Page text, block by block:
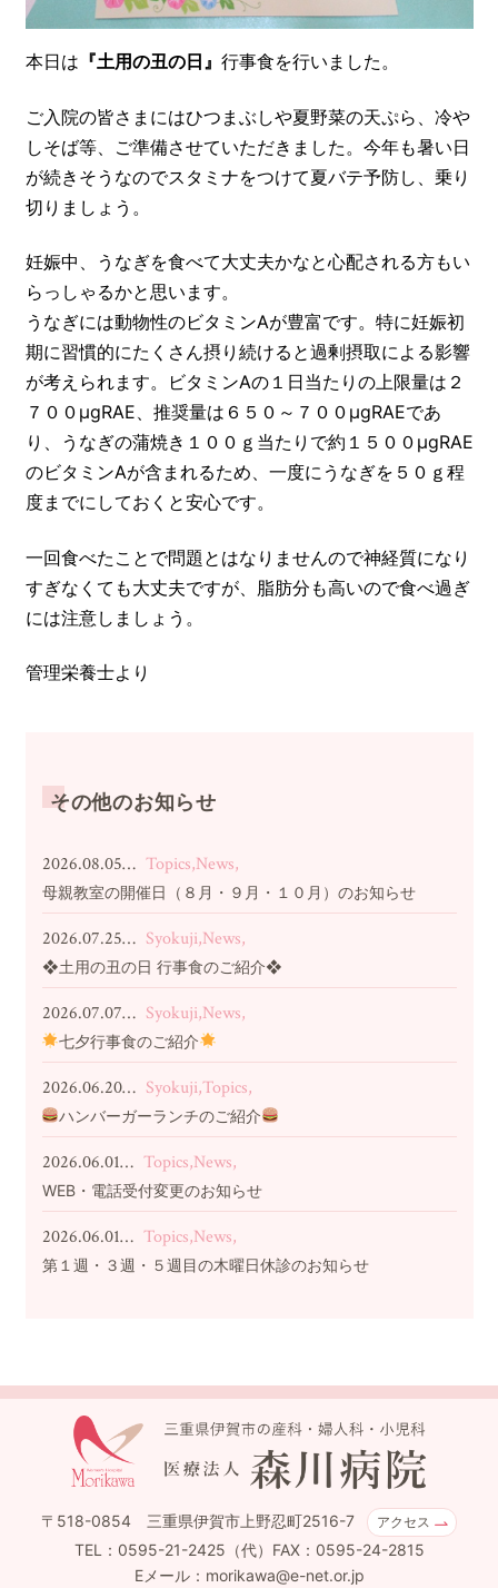
本日は 『土用の丑の日』 行事食を行いました。
ご入院の皆さまにはひつまぶしや夏野菜の天ぷら、冷や
しそば等、ご準備させていただきました。今年も暑い日
が続きそうなのでスタミナをつけて夏バテ予防し、乗り
切りましょう。
妊娠中、うなぎを食べて大丈夫かなと心配される方もい
らっしゃるかと思います。
うなぎには動物性のビタミンAが豊富です。特に妊娠初
期に習慣的にたくさん摂り続けると過剰摂取による影響
が考えられます。ビタミンAの１日当たりの上限量は２
７００μgRAE、推奨量は６５０～７００μgRAEであ
り、うなぎの蒲焼き１００ｇ当たりで約１５００μgRAE
のビタミンAが含まれるため、一度にうなぎを５０ｇ程
度までにしておくと安心です。
一回食べたことで問題とはなりませんので神経質になり
すぎなくても大丈夫ですが、脂肪分も高いので食べ過ぎ
には注意しましょう。
管理栄養士より
その他のお知らせ
2026.08.05… Topics,News,
母親教室の開催日（８月・９月・１０月）のお知らせ
2026.07.25… Syokuji,News,
❖土用の丑の日 行事食のご紹介❖
2026.07.07… Syokuji,News,
七夕行事食のご紹介
2026.06.20… Syokuji,Topics,
ハンバーガーランチのご紹介
2026.06.01… Topics,News,
WEB・電話受付変更のお知らせ
2026.06.01… Topics,News,
第１週・３週・５週目の木曜日休診のお知らせ
〒518-0854 三重県伊賀市上野忍町2516-7 アクセス
TEL：0595-21-2425（代）FAX：0595-24-2815
Eメール：morikawa@e-net.or.jp